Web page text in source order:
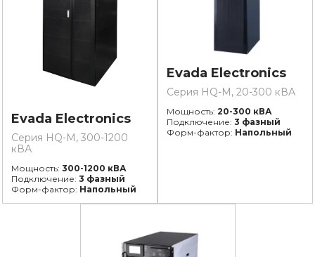
Evada Electronics
Серия HQ-M, 300-1200
кВА
Мощность: 300-1200 кВА
Подключение: 3 фазный
Форм-фактор: Напольный
Evada Electronics
Серия HQ-M, 20-300 кВА
Мощность: 20-300 кВА
Подключение: 3 фазный
Форм-фактор: Напольный